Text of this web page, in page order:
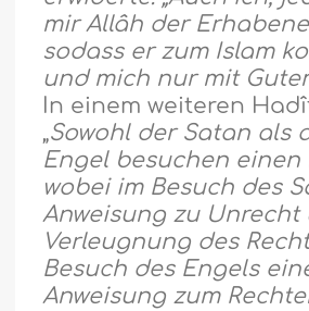
mir Allâh der
sodass er zum Islam
und mich nur mit
In einem weiteren
„Sowohl der Satan als
Engel besuchen einen
wobei im Besuch des
Anweisung zu Unrecht
Verleugnung des
Besuch des Engels
Anweisung zum